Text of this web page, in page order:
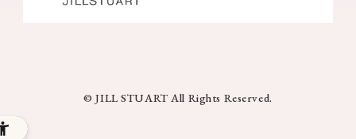
© JILL STUART All Rights Reserved.